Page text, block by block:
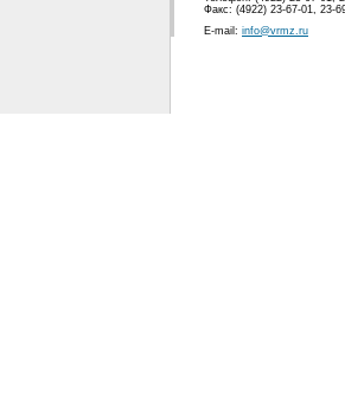
Факс: (4922) 23-67-01, 23-
E-mail: info@vrmz.ru